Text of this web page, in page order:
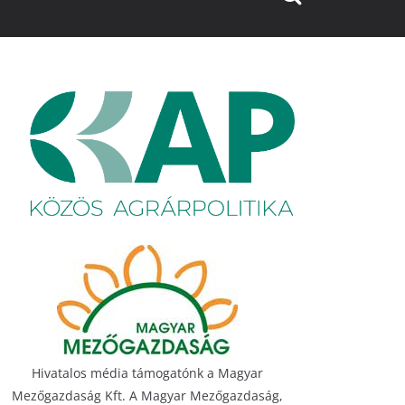
Hivatalos média támogatónk a Magyar
Mezőgazdaság Kft. A Magyar Mezőgazdaság,